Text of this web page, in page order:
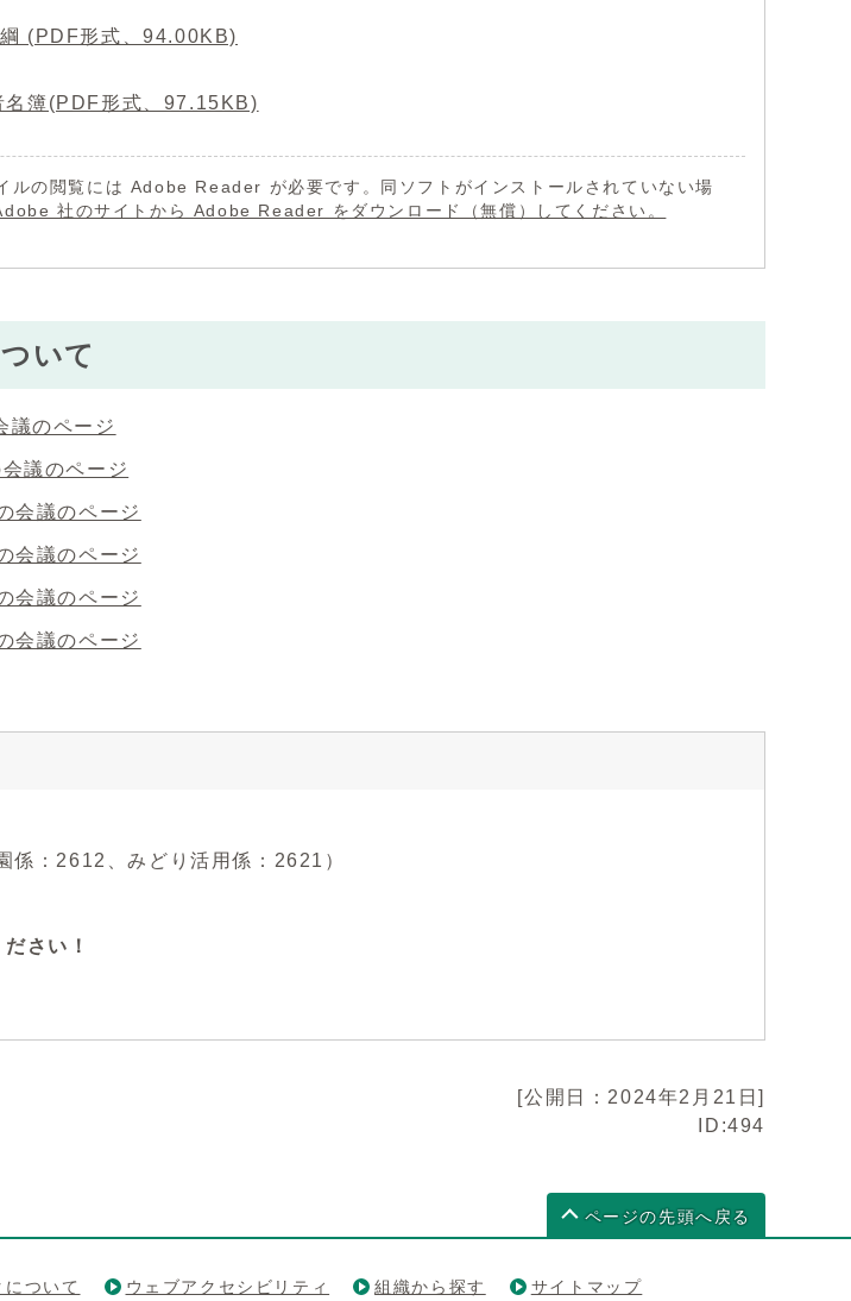
(PDF形式、94.00KB)
名簿(PDF形式、97.15KB)
ルの閲覧には Adobe Reader が必要です。同ソフトがインストールされていない場
社のサイトから Adobe Reader をダウンロード（無償）してください。
いて
議のページ
議のページ
会議のページ
会議のページ
会議のページ
会議のページ
：2612、みどり活用係：2621）
さい！
[公開日：2024年2月21日]
ID:494
ページの先頭へ戻る
ついて ウェブアクセシビリティ 組織から探す サイトマップ